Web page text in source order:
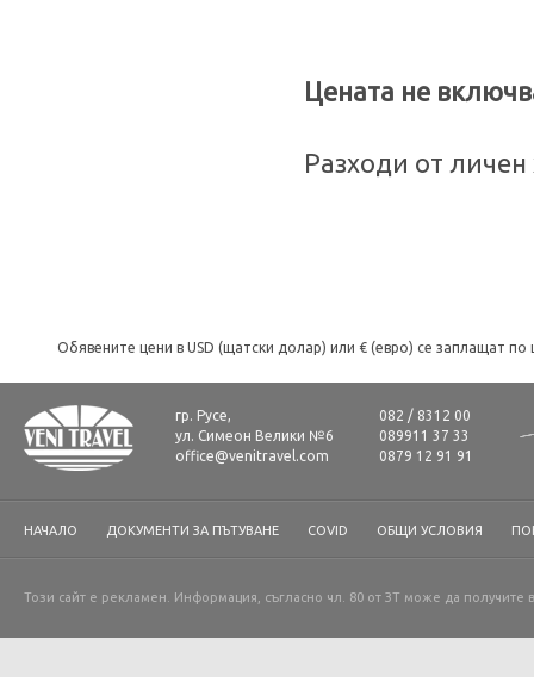
Цената не
Разходи от личен
Обявените цени в USD (щатски долар) или € (евро) се заплащат
гр. Русе,
ул. Симеон Велики №6
office@venitravel.com
082 / 8312 00
089911 37 33
0879 12 91 91
НАЧАЛО ДОКУМЕНТИ ЗА ПЪТУВАНЕ COVID ОБЩИ УСЛОВИЯ
Този сайт е рекламен. Информация, съгласно чл. 80 от ЗТ може да получите